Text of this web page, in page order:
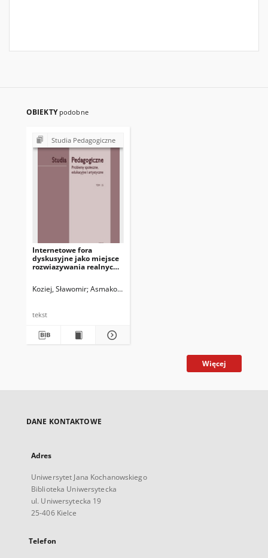
OBIEKTY podobne
Studia Pedagogiczne
Internetowe fora
dyskusyjne jako miejsce
rozwiazywania realnych
studentów
Koziej, Sławomir Asmakovets, Elena
tekst
Więcej
DANE KONTAKTOWE
Adres
Uniwersytet Jana Kochanowskiego
Biblioteka Uniwersytecka
ul. Uniwersytecka 19
25-406 Kielce
Telefon